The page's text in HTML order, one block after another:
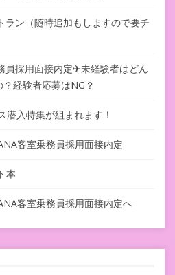
ラン（随時追加もしますので要チ
員採用面接内定✈未経験者はどん
経験者応募はNG？
入特集が組まれます！
客室乗務員採用面接内定
本
客室乗務員採用面接内定へ